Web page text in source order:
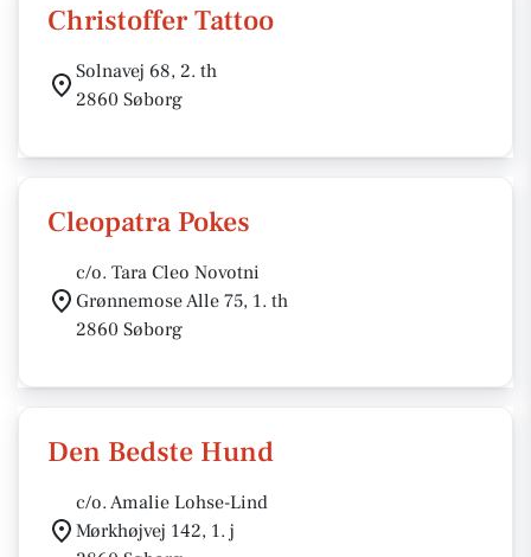
Christoffer Tattoo
Solnavej 68, 2. th
2860 Søborg
Cleopatra Pokes
c/o. Tara Cleo Novotni
Grønnemose Alle 75, 1. th
2860 Søborg
Den Bedste Hund
c/o. Amalie Lohse-Lind
Mørkhøjvej 142, 1. j